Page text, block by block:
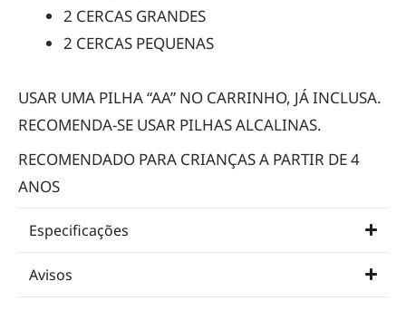
2 CERCAS GRANDES
2 CERCAS PEQUENAS
USAR UMA PILHA “AA” NO CARRINHO, JÁ INCLUSA.
RECOMENDA-SE USAR PILHAS ALCALINAS.
RECOMENDADO PARA CRIANÇAS A PARTIR DE 4
ANOS
Especificações
Avisos